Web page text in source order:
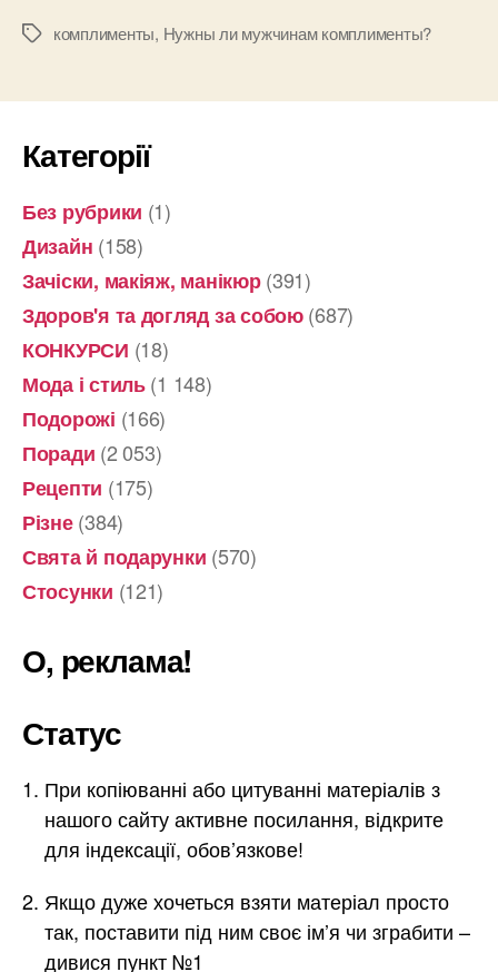
Позначкикомплименты, Нужны ли мужчинам комплименты?
Категорії
Без рубрики (1)
Дизайн (158)
Зачіски, макіяж, манікюр(391)
Здоров'я та догляд за собою(687)
КОНКУРСИ (18)
Мода і стиль(1 148)
Подорожі (166)
Поради (2 053)
Рецепти (175)
Різне(384)
Свята й подарунки (570)
Стосунки (121)
О, реклама!
Статус
При копіюванні або цитуванні матеріалів з
нашого сайту активне посилання, відкрите
для індексації, обов’язкове!
Якщо дуже хочеться взяти матеріал просто
так, поставити під ним своє ім’я чи зграбити –
дивися пункт №1